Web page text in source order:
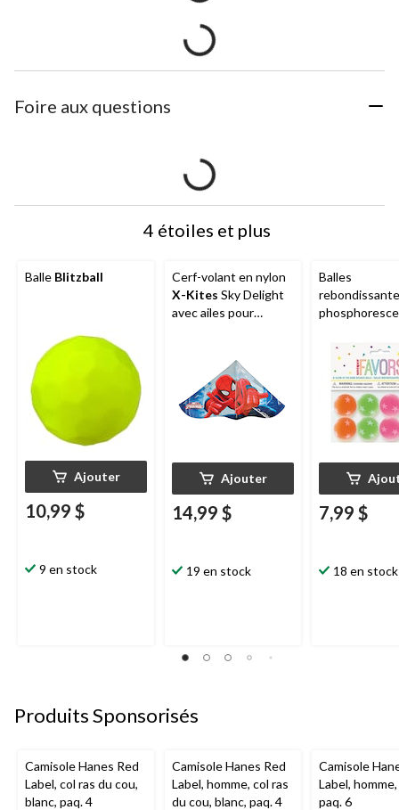
Foire aux questions
4 étoiles et plus
Balle Blitzball
Ajouter
10,99 $
9 en stock
Cerf-volant en nylon
X-Kites Sky Delight
avec ailes pour
ans et plus
Ajouter
14,99 $
19 en stock
Balles
surprises,
orange/vert/
u, étoile, paq.
anniversaire/
surprises
7,99 $
18 en stock
Produits Sponsorisés
Camisole Hanes Red
Label, col ras du cou,
blanc, paq. 4
Camisole Hanes Red
Label, homme, col ras
du cou, blanc, paq. 4
Camisole
Label,
paq. 6